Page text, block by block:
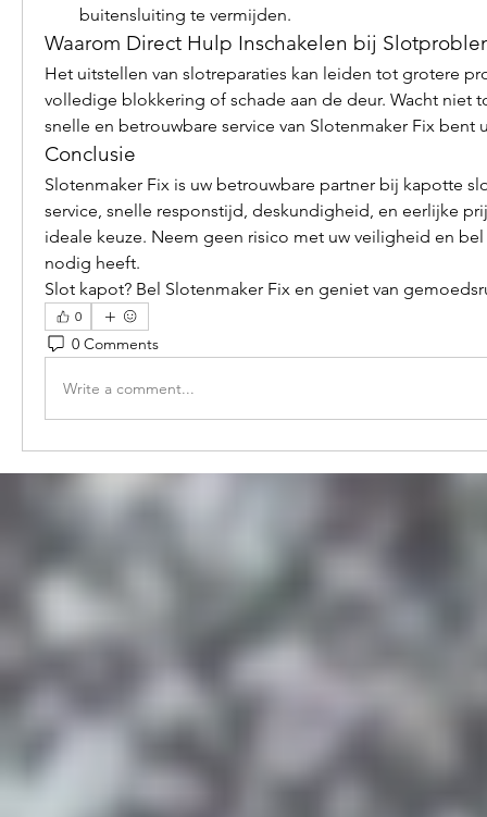
buitensluiting te vermijden.
Waarom Direct Hulp Inschakelen bij
Het uitstellen van slotreparaties kan leiden tot grotere
volledige blokkering of schade aan de deur. Wacht niet
snelle en betrouwbare service van Slotenmaker Fix bent
Conclusie
Slotenmaker Fix is uw betrouwbare partner bij kapotte
service, snelle responstijd, deskundigheid, en eerlijke
ideale keuze. Neem geen risico met uw veiligheid en
nodig heeft.
Slot kapot? Bel Slotenmaker Fix en geniet van
0
0 Comments
Write a comment...